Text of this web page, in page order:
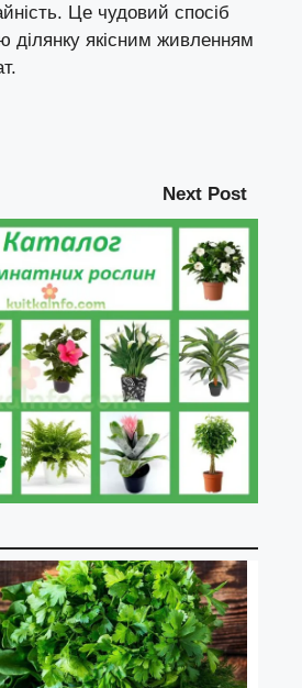
Це чудовий спосіб
ділянку якісним живленням
Next Post